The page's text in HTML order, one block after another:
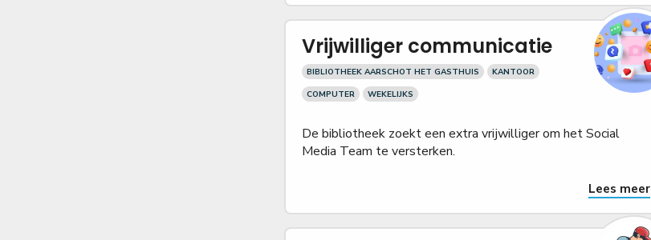
Vrijwilliger communicatie
BIBLIOTHEEK AARSCHOT HET GASTHUIS
KANTOOR
COMPUTER
WEKELIJKS
De bibliotheek zoekt een extra vrijwilliger om het Social
Media Team te versterken.
Lees meer